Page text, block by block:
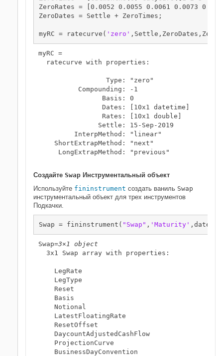
ZeroRates = [0.0052 0.0055 0.0061 0.0073
ZeroDates = Settle + ZeroTimes;
myRC = ratecurve( 'zero'
myRC =
  ratecurve with properties:
                 Type: "zero"
          Compounding: -1
                Basis: 0
                Dates: [10x1 datetime]
                Rates: [10x1 double]
               Settle: 15-Sep-2019
         InterpMethod: "linear"
    ShortExtrapMethod: "next"
     LongExtrapMethod: "previous"
Создайте Swap Инструментальный объект
Используйте fininstrument создать ваниль Swap
инструментальный объект для трех инструментов
Подкачки.
Swap = fininstrument( "Swap" , 'Maturity'
Swap=3×1 object
  3x1 Swap array with properties:
    LegRate
    LegType
    Reset
    Basis
    Notional
    LatestFloatingRate
    ResetOffset
    DaycountAdjustedCashFlow
    ProjectionCurve
    BusinessDayConvention